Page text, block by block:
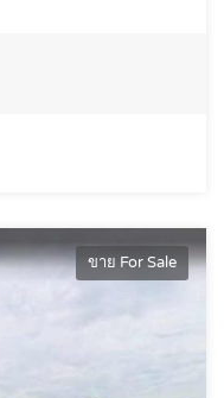
ขาย For Sale